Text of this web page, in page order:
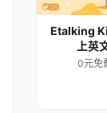
Etalking
上英
0元免